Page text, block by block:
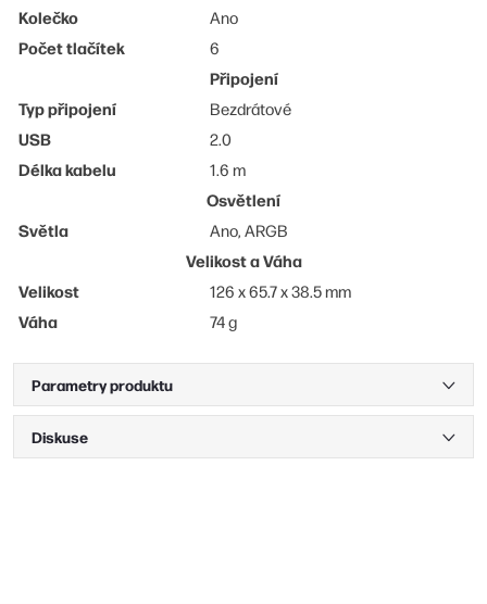
Kolečko
Ano
Počet tlačítek 6
Připojení
Typ připojení
Bezdrátové
USB 2.0
Délka kabelu 1.6 m
Osvětlení
Světla
Ano, ARGB
Velikost a Váha
Velikost
126 x 65.7 x 38.5 mm
Váha 74 g
Parametry produktu
Diskuse